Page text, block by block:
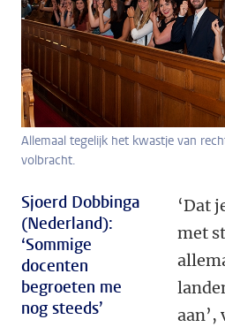
Allemaal tegelijk het kwastje van
volbracht.
Sjoerd Dobbinga
(Nederland):
‘Sommige
docenten
begroeten me
nog steeds’
‘Dat
met
aan’,